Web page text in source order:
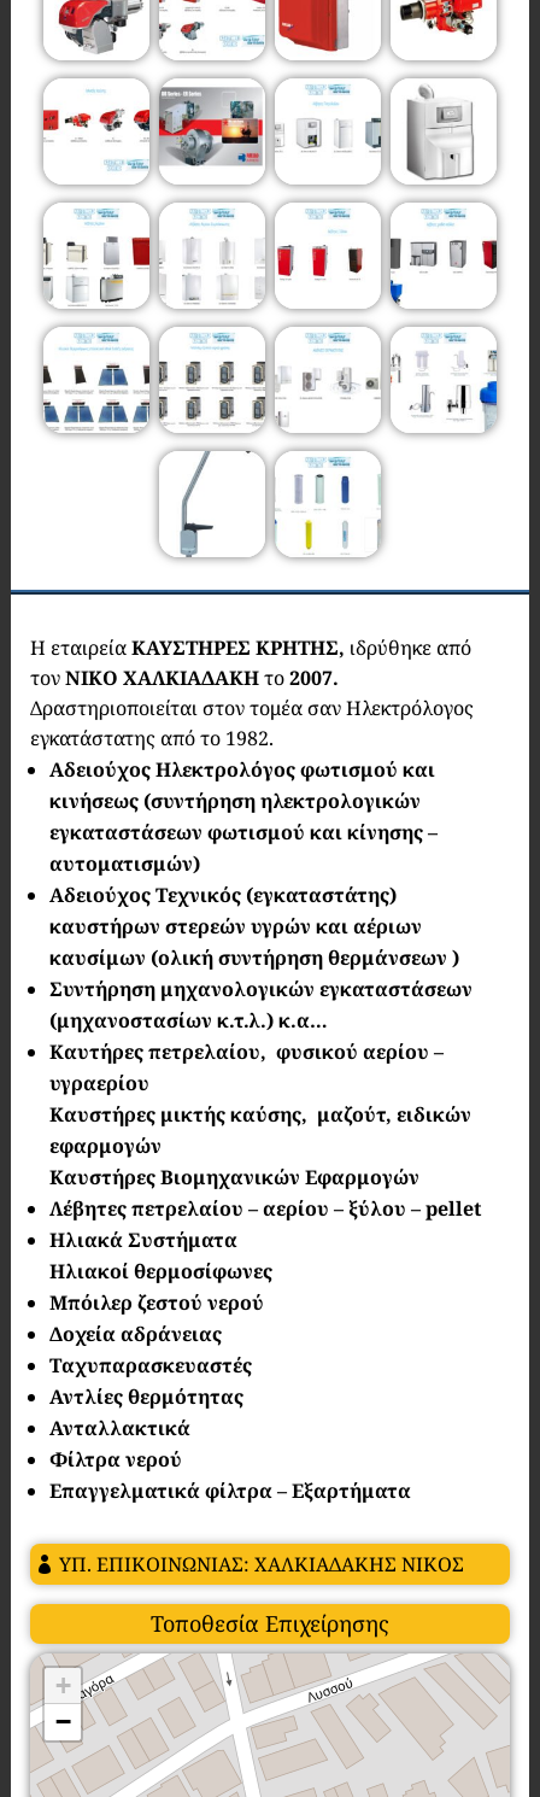
Η εταιρείαΚΑΥΣΤΗΡΕΣ ΚΡΗΤΗΣ, ιδρύθηκε από
τονΝΙΚΟ ΧΑΛΚΙΑΔΑΚΗτο2007.
Δραστηριοποιείται στον τομέα σαν Ηλεκτρόλογος
εγκατάστατης από το 1982.
Αδειούχος Ηλεκτρολόγος φωτισμού και
κινήσεως (συντήρηση ηλεκτρολογικών
εγκαταστάσεων φωτισμού και κίνησης –
αυτοματισμών)
Αδειούχος Τεχνικός (εγκαταστάτης)
καυστήρων στερεών υγρών και αέριων
καυσίμων (ολική συντήρηση θερμάνσεων )
Συντήρηση μηχανολογικών εγκαταστάσεων
(μηχανοστασίων κ.τ.λ.) κ.α…
Καυτήρεςπετρελαίου, φυσικού αερίου –
υγραερίου
Καυστήρες μικτής καύσης, μαζούτ, ειδικών
εφαρμογών
Καυστήρες Βιομηχανικών Εφαρμογών
Λέβητες πετρελαίου – αερίου – ξύλου – pellet
Ηλιακά Συστήματα
Ηλιακοί θερμοσίφωνες
Μπόιλερ ζεστού νερού
Δοχεία αδράνειας
Ταχυπαρασκευαστές
Αντλίες θερμότητας
Ανταλλακτικά
Φίλτρα νερού
Επαγγελματικά φίλτρα – Εξαρτήματα
ΥΠ. ΕΠΙΚΟΙΝΩΝΙΑΣ: ΧΑΛΚΙΑΔΑΚΗΣ ΝΙΚΟΣ
Τοποθεσία Επιχείρησης
+
−